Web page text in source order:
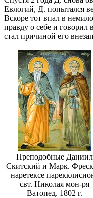
Евлогий, Д. попытался
Вскоре тот впал в
правду о себе и говорил
стал причиной его
Преподобные Даниил
Скитский и Марк.
наретексе
свт. Николая мон-ря
Ватопед. 1802 г.